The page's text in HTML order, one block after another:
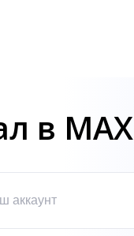
в MAX